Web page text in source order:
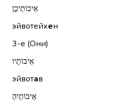
אֵיבוֹתֵיכֶן
эйвотейхен
3-е (Они)
אֵיבוֹתָיו
эйвотав
אֵיבוֹתֶיהָ